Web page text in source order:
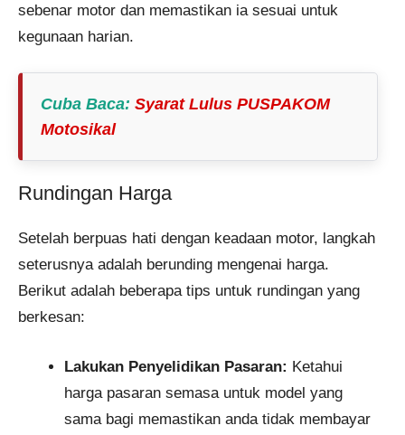
sebenar motor dan memastikan ia sesuai untuk
kegunaan harian.
Cuba Baca: Syarat Lulus PUSPAKOM
Motosikal
Rundingan Harga
Setelah berpuas hati dengan keadaan motor, langkah
seterusnya adalah berunding mengenai harga.
Berikut adalah beberapa tips untuk rundingan yang
berkesan:
Lakukan Penyelidikan Pasaran: Ketahui
harga pasaran semasa untuk model yang
sama bagi memastikan anda tidak membayar